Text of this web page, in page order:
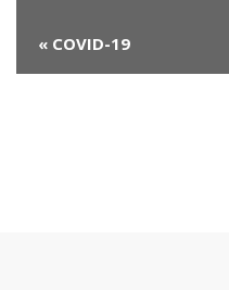
« COVID-19